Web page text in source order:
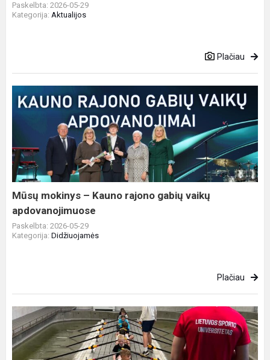
Paskelbta: 2026-05-29
Kategorija: Aktualijos
Plačiau
Mūsų
mokinys
–
rajono
gabių
vaikų
apdovanojimuose
Mūsų mokinys – Kauno rajono gabių vaikų
apdovanojimuose
Paskelbta: 2026-05-29
Kategorija: Didžiuojamės
Plačiau
„Nes
bendrauti
gera“